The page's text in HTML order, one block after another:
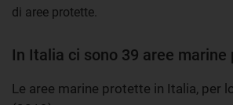
di aree protette.
In Italia ci sono 39 aree
Le aree marine protette in Italia, per